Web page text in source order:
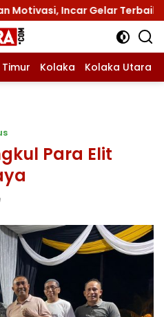
Terbaik di Sultra
Kolaka Kolaka Utara
Para Elit